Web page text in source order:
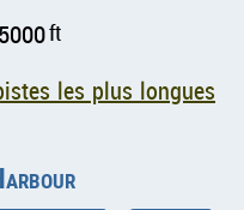
ft
les plus longues